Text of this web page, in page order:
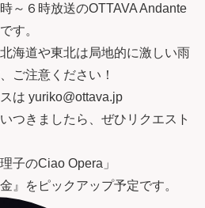
～６時放送のOTTAVA Andante
す。
海道や東北は局地的に激しい雨
ご注意ください！
は yuriko@ottava.jp
つきましたら、ぜひリクエスト
子のCiao Opera」
』をピックアップ予定です。